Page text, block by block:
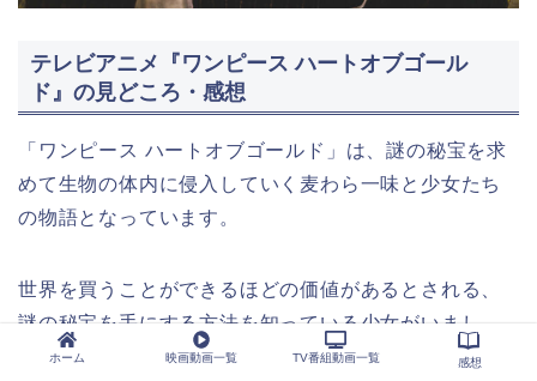
テレビアニメ『ワンピース ハートオブゴール
ド』の見どころ・感想
「ワンピース ハートオブゴールド」は、謎の秘宝を求
めて生物の体内に侵入していく麦わら一味と少女たち
の物語となっています。
世界を買うことができるほどの価値があるとされる、
謎の秘宝を手にする方法を知っている少女がいまし
た。ホーム 映画動画一覧 TV番組動画一覧 感想